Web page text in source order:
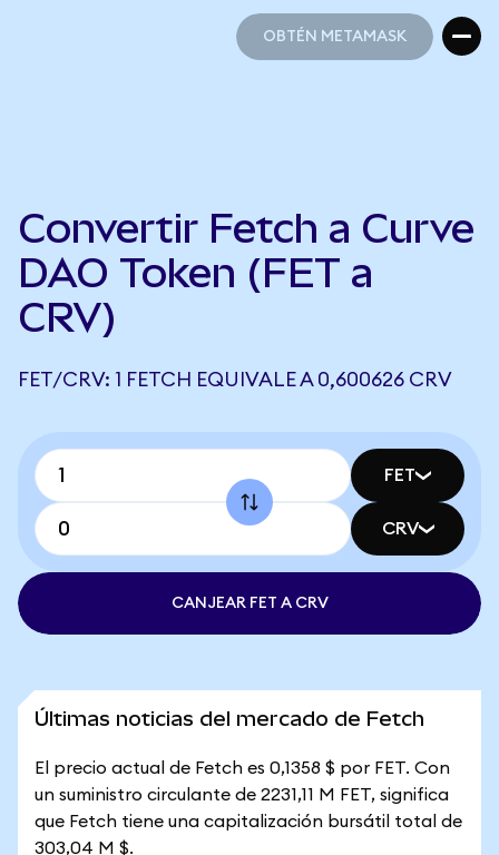
OBTÉN METAMASK
Convertir Fetch a Curve
DAO Token (FET a
CRV)
FET/CRV: 1 FETCH EQUIVALE A 0,600626 CRV
FET
CRV
CANJEAR FET A CRV
Últimas noticias del mercado de Fetch
El precio actual de Fetch es 0,1358 $ por FET. Con
un suministro circulante de 2231,11 M FET, significa
que Fetch tiene una capitalización bursátil total de
303,04 M $.